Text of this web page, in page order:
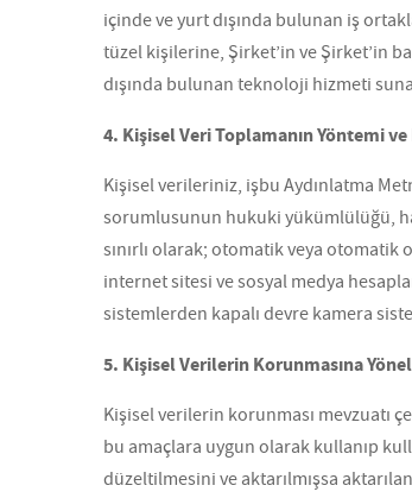
içinde ve yurt dışında bulunan iş
tüzel kişilerine, Şirket’in ve Şirket’in
dışında bulunan teknoloji hizmeti
4. Kişisel Veri Toplamanın Yöntemi
Kişisel verileriniz, işbu Aydınlatma
sorumlusunun hukuki yükümlülüğü,
sınırlı olarak; otomatik veya otomatik
internet sitesi ve sosyal medya
sistemlerden kapalı devre kamera
5. Kişisel Verilerin Korunmasına
Kişisel verilerin korunması mevzuatı
bu amaçlara uygun olarak kullanıp
düzeltilmesini ve aktarılmışsa